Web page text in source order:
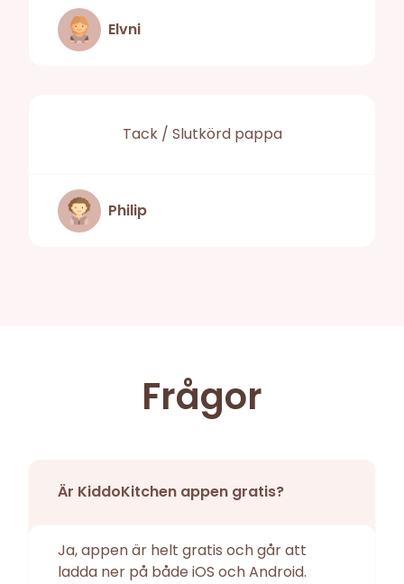
Elvni
Tack / Slutkörd pappa
Philip
Frågor
Är KiddoKitchen appen gratis?
Ja, appen är helt gratis och går att
ladda ner på både iOS och Android.